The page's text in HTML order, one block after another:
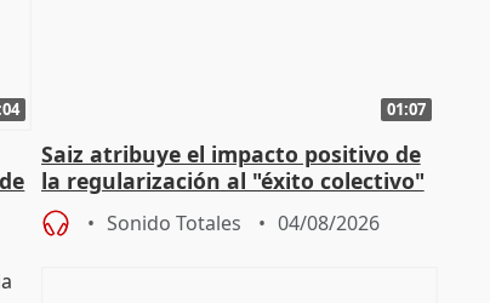
01:07
Saiz atribuye el impacto positivo de
la regularización al "éxito colectivo"
del Gobierno
Sonido Totales 04/08/2026